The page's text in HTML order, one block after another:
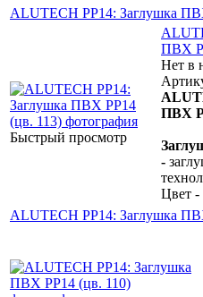
ALUTECH PP14: Заглушка
Быстрый просмотр
ПВХ
Нет в
ПВХ
-
Цвет -
ALUTECH PP14: Заглушка